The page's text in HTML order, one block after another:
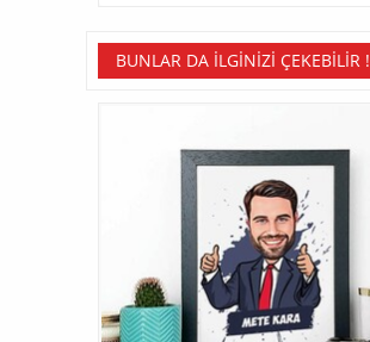
BUNLAR DA İLGINIZI ÇEKEBILIR !